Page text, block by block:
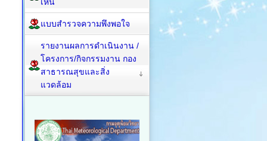
แบบสำรวจความพึงพอใจ
รายงานผลการดำเนินงาน /
โครงการ/กิจกรรมงาน กอง
สาธารณสุขและสิ่ง
แวดล้อม